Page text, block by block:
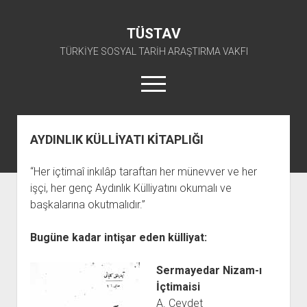
TÜSTAV
TÜRKİYE SOSYAL TARİH ARAŞTIRMA VAKFI
menüyü
aç
twitterfacebookinstagramyoutube
E-ARŞİV
açılır
menüyü
TKP ARŞİV FONU
TSİP ARŞİV FONU
TBKP ARŞİV FONU
İŞÇİ HAREKETLERİ ARŞİV FONU
KÜTÜPHANE
TİP KİTAPLIĞI
TSİP KİTAPLIĞI
TBKP KİTAPLIĞI
AFİŞLER
GÖRSEL-İŞİTSEL
BAŞVURULAR
açılır
menüyü
AYDINLIK KÜLLİYATI KİTAPLIĞI
“Her içtimaî inkılâp taraftarı her münevver ve her
işçi, her genç Aydınlık Külliyatını okumalı ve
başkalarına okutmalıdır.”
Bugüne kadar intişar eden külliyat:
Sermayedar Nizam-ı
İçtimaisi
A. Cevdet